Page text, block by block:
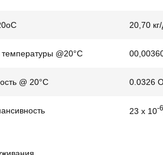
20,70
@20°C
@ 20°C 0.0326
23 х 10-6